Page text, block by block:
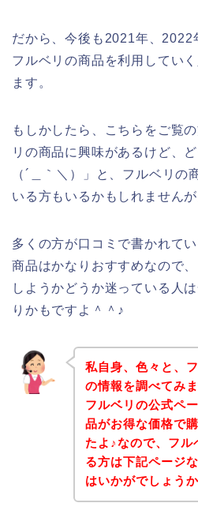
だから、今後も2021年、2022
フルベリの商品を利用してい
ます。
もしかしたら、こちらをご覧
リの商品に興味があるけど、
（´＿｀＼）」と、フルベリの
いる方もいるかもしれませんが
多くの方が口コミで書かれて
商品はかなりおすすめなので
しようかどうか迷っている人
りかもですよ＾＾♪
私自身、色々と、
の情報を調べてみ
フルベリの公式ペ
品がお得な価格で
たよ♪なので、フル
る方は下記ページ
はいかがでしょう